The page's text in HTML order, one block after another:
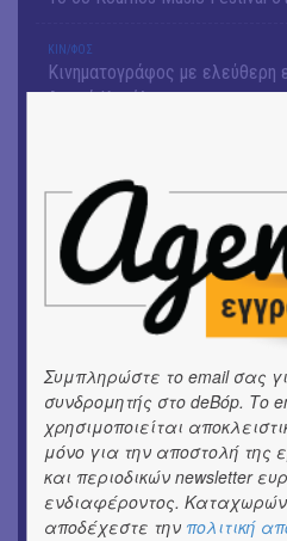
ΚΙΝ/ΦΟΣ
Κινηματογράφος με ελεύθερη
Αγορά Κυψέλης
«ΑΗ ΛΑΟΣ» | Ένα σκηνικό
λαού
ΕΙΚΑΣΤΙΚΑ
Ομαδική έκθεση | Προσωρινά
Έκθεση φωτογραφίας:
ΕΙΚΑΣΤΙΚΑ
Αργύρης Ραλλιάς | Λιτανεία
ΕΙΚΑΣΤΙΚΑ
Θανάσης Λάλας-Κώστας
εικόνες και λέξεις
Συμπληρώστε το email σας
συνδρομητής στο deBόp. Το
χρησιμοποιείται
μόνο για την αποστολή της
και περιοδικών newsletter
ενδιαφέροντος.
αποδέχεστε την πολιτική